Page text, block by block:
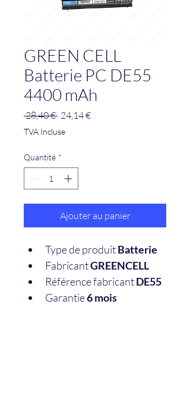
GREEN CELL
Batterie PC DE55
4400 mAh
28,40 € Prix
24,14 €Prix
TVA Incluse
Quantité *
Ajouter au panier
Type de produit Batterie
Fabricant GREENCELL
Référence fabricant DE55
Garantie 6 mois